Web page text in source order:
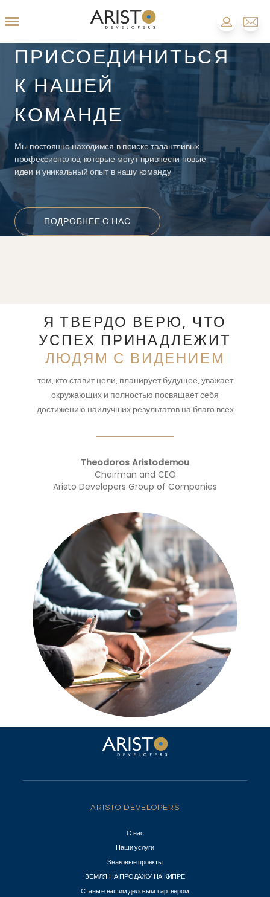
ПРИСОЕДИНИТЬСЯ
К НАШЕЙ
КОМАНДЕ
Мы постоянно находимся в поиске талантливых
профессионалов, которые могут привнести новые
идеи и уникальный опыт в нашу команду.
ПОДРОБНЕЕ О НАС
Я ТВЕРДО ВЕРЮ, ЧТО
УСПЕХ ПРИНАДЛЕЖИТ
ЛЮДЯМ С ВИДЕНИЕМ
тем, кто ставит цели, планирует будущее, уважает
окружающих и полностью посвящает себя
достижению наилучших результатов на благо всех
Theodoros Aristodemou
Chairman and CEO
Aristo Developers Group of Companies
ARISTO DEVELOPERS
О нас
Наши услуги
Знаковые проекты
ЗЕМЛЯ НА ПРОДАЖУ НА КИПРЕ
Станьте нашим деловым партнером